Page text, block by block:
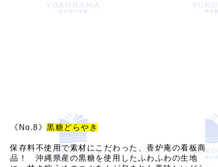
《No.8》黒糖どらやき
保存料不使用で素材にこだわった、香炉庵の看板商
品！ 沖縄県産の黒糖を使用したふわふわの生地